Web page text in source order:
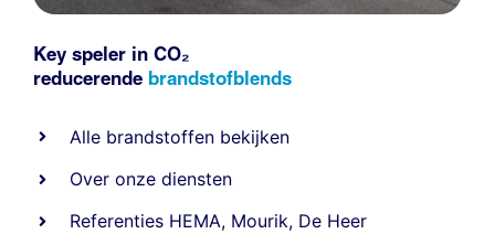
Key speler in CO₂
reducerende brandstofblends
Alle brandstoffen bekijken
Over onze diensten
Referenties HEMA, Mourik, De Heer